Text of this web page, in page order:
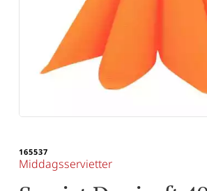
165537
Middagsservietter